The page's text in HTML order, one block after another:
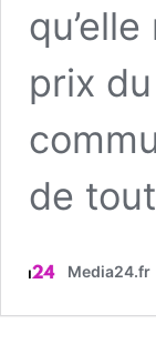
prix
de
Media24.fr